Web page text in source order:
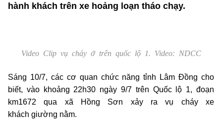
hành khách trên xe hoảng loạn tháo chạy.
Video Clip vụ cháy ở trên quốc lộ 1. Video: NDCC
Sáng 10/7, các cơ quan chức năng tỉnh Lâm Đồng cho
biết, vào khoảng 22h30 ngày 9/7 trên Quốc lộ 1, đoạn
km1672 qua xã Hồng Sơn xảy ra vụ cháy xe
khách giường nằm.